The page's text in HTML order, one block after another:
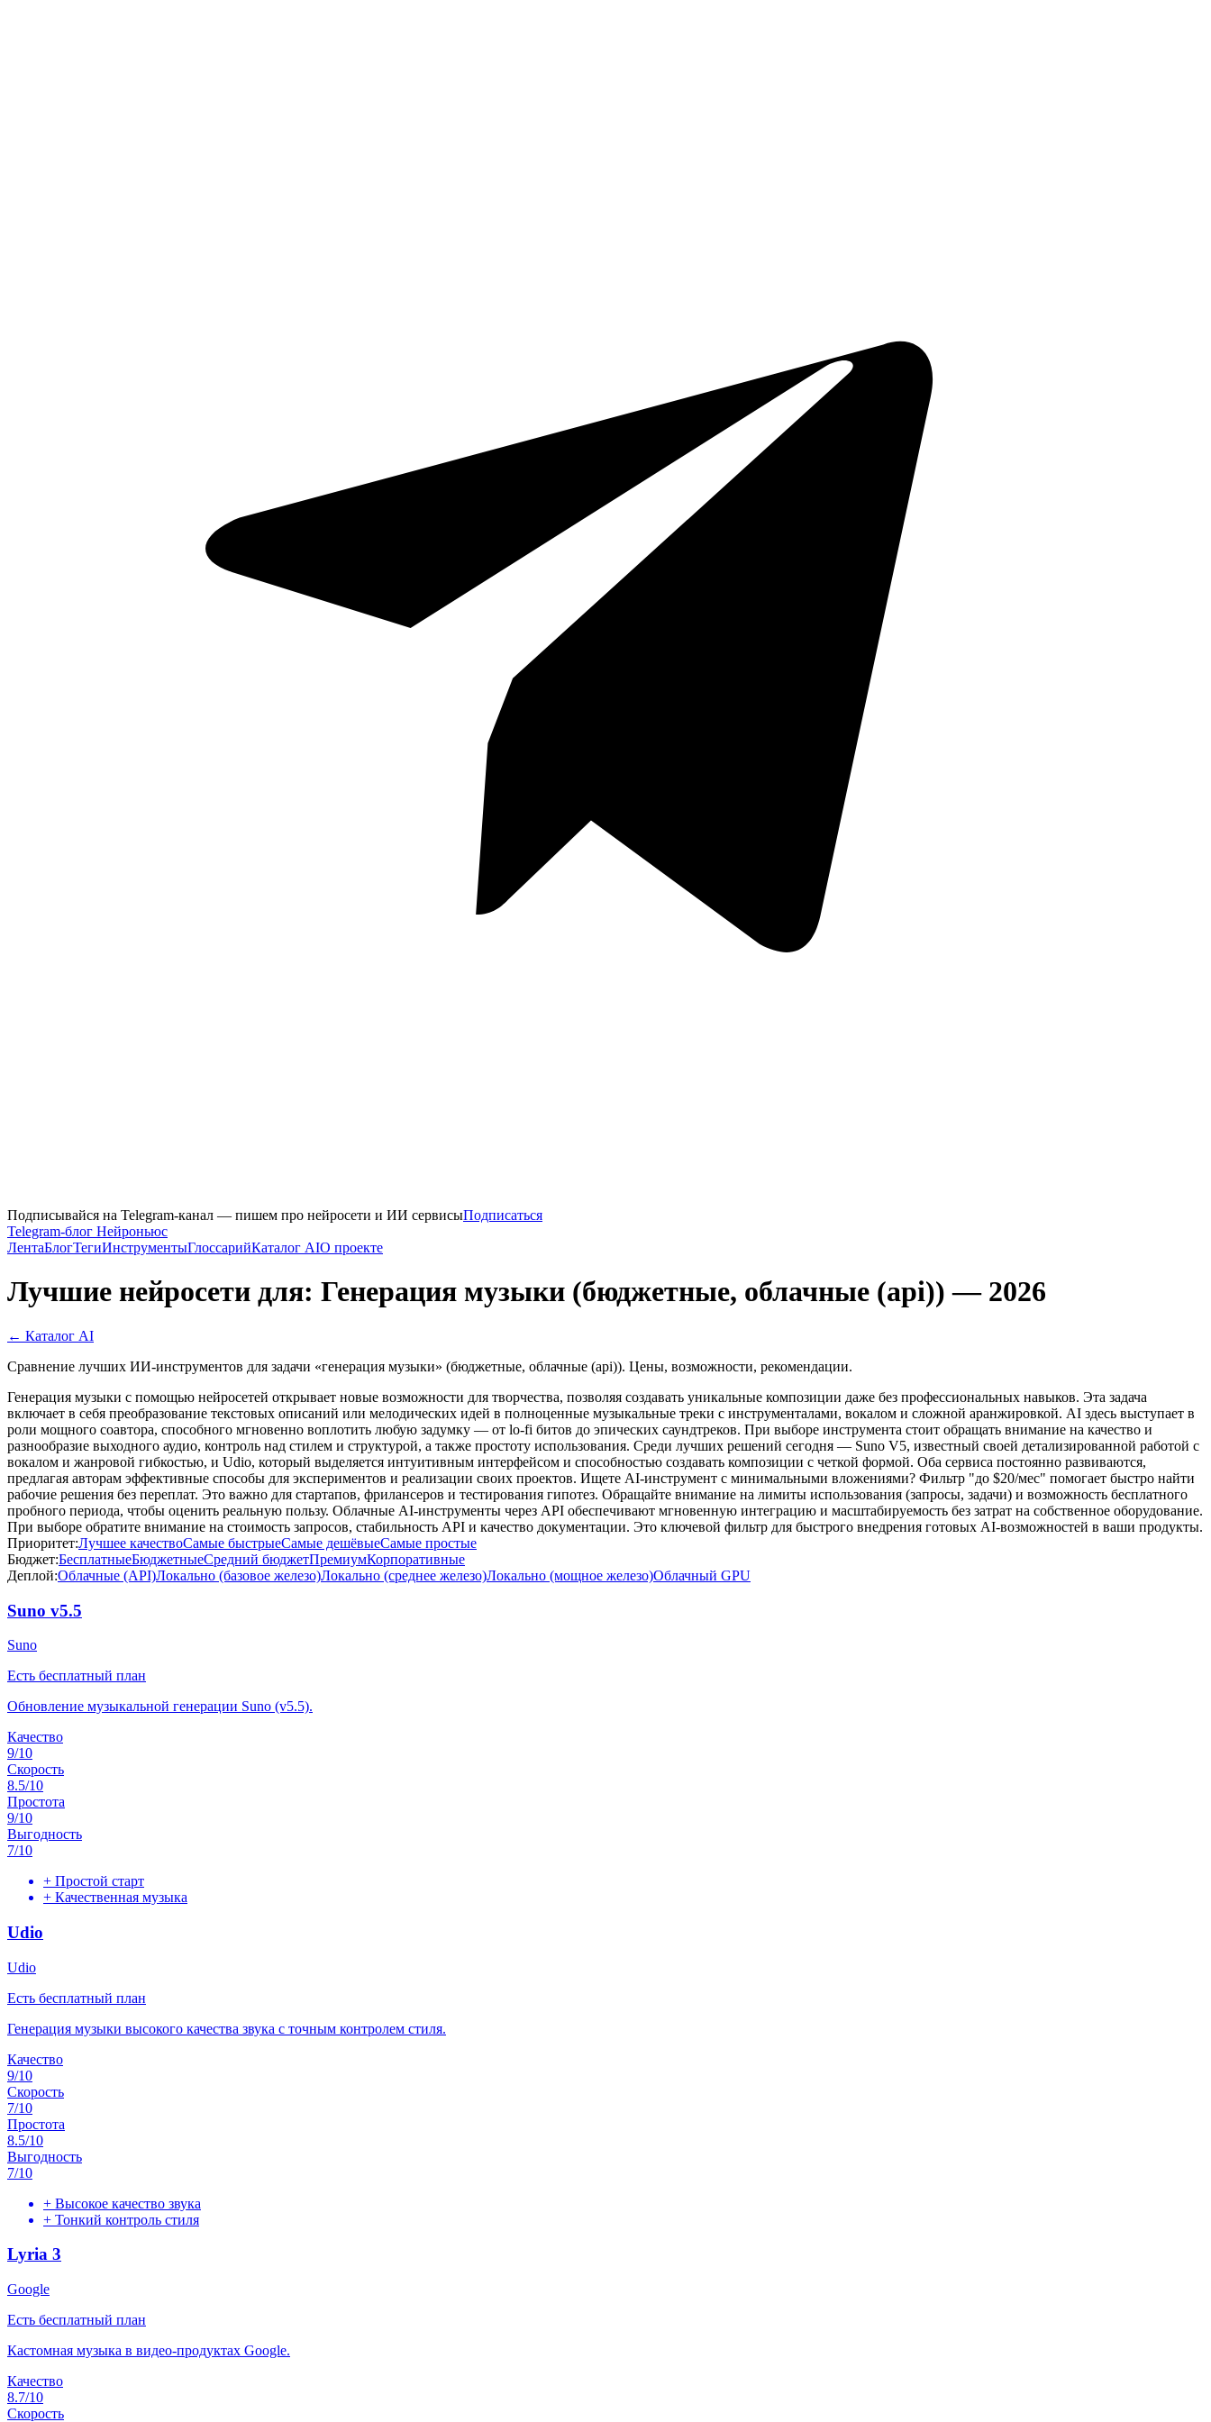
Подписывайся на Telegram-канал — пишем про нейросети и ИИ сервисыПодписаться
Telegram-блог Нейроньюс
ЛентаБлогТегиИнструментыГлоссарийКаталог AIО проекте
Лучшие нейросети для: Генерация музыки (бюджетные, облачные (api)) — 2026
← Каталог AI
Сравнение лучших ИИ-инструментов для задачи «генерация музыки» (бюджетные, облачные (api)). Цены, возможности, рекомендации.
Генерация музыки с помощью нейросетей открывает новые возможности для творчества, позволяя создавать уникальные композиции даже без профессиональных навыков. Эта задача
включает в себя преобразование текстовых описаний или мелодических идей в полноценные музыкальные треки с инструменталами, вокалом и сложной аранжировкой. AI здесь выступает в
роли мощного соавтора, способного мгновенно воплотить любую задумку — от lo-fi битов до эпических саундтреков. При выборе инструмента стоит обращать внимание на качество и
разнообразие выходного аудио, контроль над стилем и структурой, а также простоту использования. Среди лучших решений сегодня — Suno V5, известный своей детализированной работой с
вокалом и жанровой гибкостью, и Udio, который выделяется интуитивным интерфейсом и способностью создавать композиции с четкой формой. Оба сервиса постоянно развиваются,
предлагая авторам эффективные способы для экспериментов и реализации своих проектов. Ищете AI-инструмент с минимальными вложениями? Фильтр "до $20/мес" помогает быстро найти
рабочие решения без переплат. Это важно для стартапов, фрилансеров и тестирования гипотез. Обращайте внимание на лимиты использования (запросы, задачи) и возможность бесплатного
пробного периода, чтобы оценить реальную пользу. Облачные AI-инструменты через API обеспечивают мгновенную интеграцию и масштабируемость без затрат на собственное оборудование.
При выборе обратите внимание на стоимость запросов, стабильность API и качество документации. Это ключевой фильтр для быстрого внедрения готовых AI-возможностей в ваши продукты.
Приоритет:Лучшее качествоСамые быстрыеСамые дешёвыеСамые простые
Бюджет:БесплатныеБюджетныеСредний бюджетПремиумКорпоративные
Деплой:Облачные (API)Локально (базовое железо)Локально (среднее железо)Локально (мощное железо)Облачный GPU
Suno v5.5
Suno
Есть бесплатный план
Обновление музыкальной генерации Suno (v5.5).
Качество
9/10
Скорость
8.5/10
Простота
9/10
Выгодность
7/10
+ Простой старт
+ Качественная музыка
Udio
Udio
Есть бесплатный план
Генерация музыки высокого качества звука с точным контролем стиля.
Качество
9/10
Скорость
7/10
Простота
8.5/10
Выгодность
7/10
+ Высокое качество звука
+ Тонкий контроль стиля
Lyria 3
Google
Есть бесплатный план
Кастомная музыка в видео-продуктах Google.
Качество
8.7/10
Скорость